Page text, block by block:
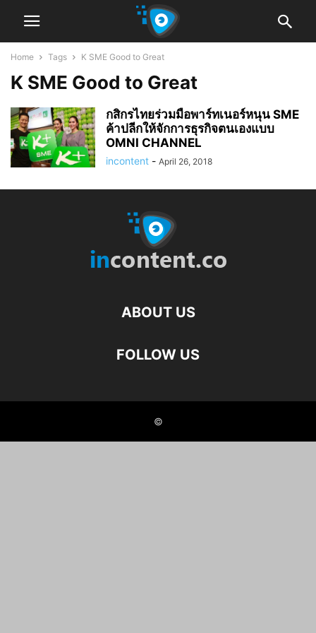
Home Tags K SME Good to Great
K SME Good to Great
กสิกรไทยร่วมมือพาร์ทเนอร์หนุน SME
ค้าปลีกให้จักการธุรกิจตนเองแบบ
OMNI CHANNEL
incontent - April 26, 2018
ABOUT US
FOLLOW US
©